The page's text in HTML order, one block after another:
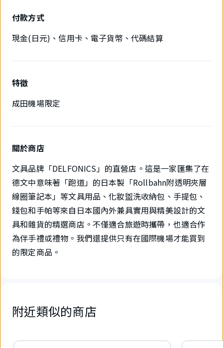
付款方式
現金(日元)、信用卡、電子貨幣、代碼結算
特徵
成田機場限定
關於商店
文具品牌「DELFONICS」的直營店。這是一家匯集了在
德文中意味著「跑道」的日本製「Rollbahn附透明夾層
線圈筆記本」等文具用品、化妝盥洗收納包、手提包、
錢包和手帕等來自日本國內外兼具實用與精美設計的文
具和雜貨的精選商店。不僅適合旅遊時攜帶，也適合作
為伴手禮或禮物。我們還提供只有在國際機場才能買到
的限定商品。
附近類似的商店